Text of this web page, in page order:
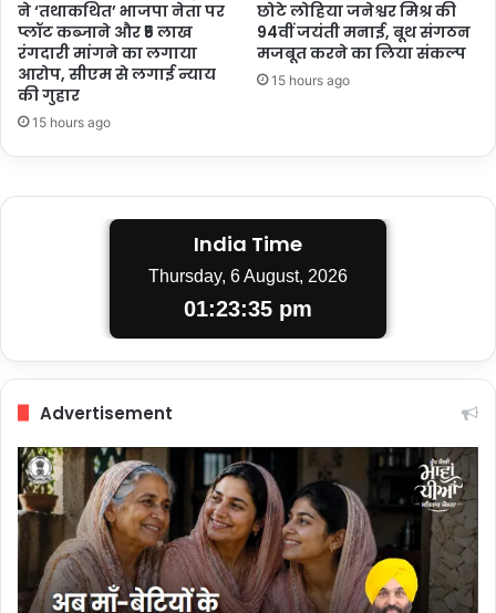
ने ‘तथाकथित’ भाजपा नेता पर
प्लॉट कब्जाने और ₹5 लाख
रंगदारी मांगने का लगाया
आरोप, सीएम से लगाई न्याय
की गुहार
15 hours ago
छोटे लोहिया जनेश्वर मिश्र की
94वीं जयंती मनाई, बूथ संगठन
मजबूत करने का लिया संकल्प
15 hours ago
India Time
Thursday, 6 August, 2026
01:23:35 pm
Advertisement